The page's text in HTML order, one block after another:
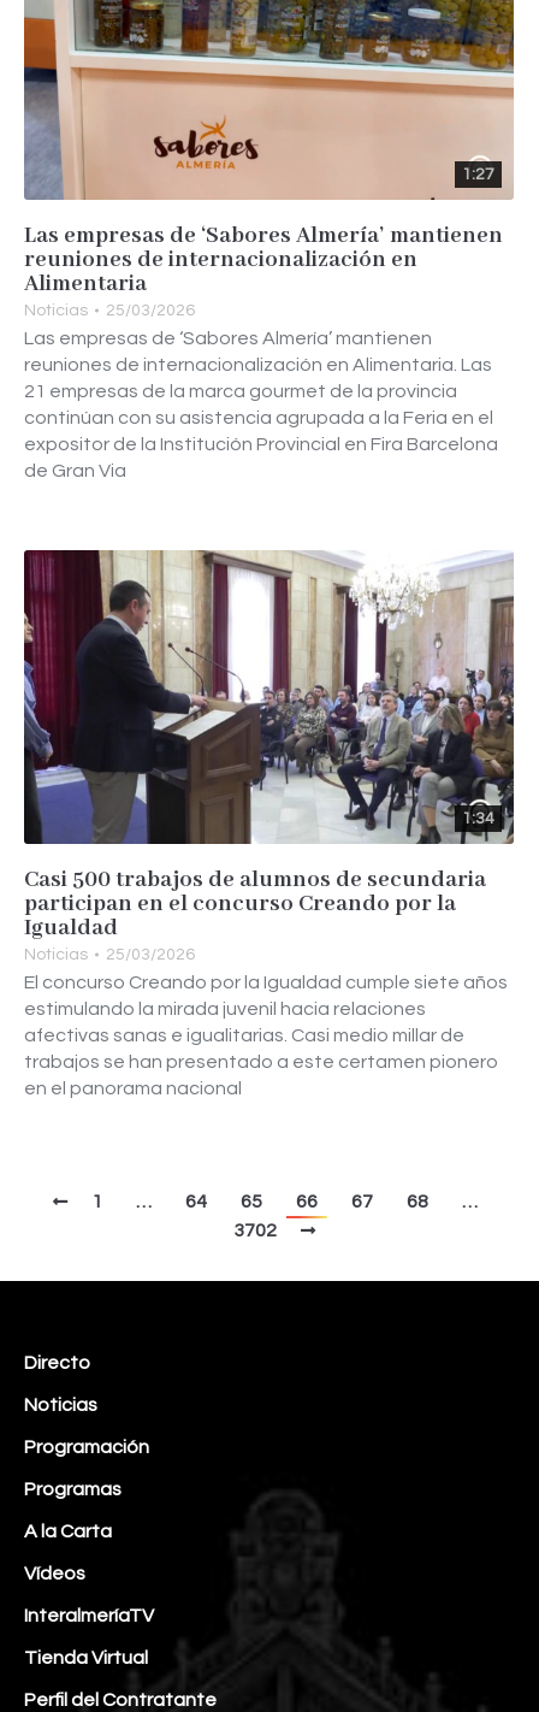
1:27
Las empresas de ‘Sabores Almería’ mantienen
reuniones de internacionalización en
Alimentaria
Noticias 25/03/2026
Las empresas de ‘Sabores Almería’ mantienen
reuniones de internacionalización en Alimentaria. Las
21 empresas de la marca gourmet de la provincia
continúan con su asistencia agrupada a la Feria en el
expositor de la Institución Provincial en Fira Barcelona
de Gran Via
1:34
Casi 500 trabajos de alumnos de secundaria
participan en el concurso Creando por la
Igualdad
Noticias 25/03/2026
El concurso Creando por la Igualdad cumple siete años
estimulando la mirada juvenil hacia relaciones
afectivas sanas e igualitarias. Casi medio millar de
trabajos se han presentado a este certamen pionero
en el panorama nacional
1 … 64 65 66 67 68
…
3702
Directo
Noticias
Programación
Programas
A la Carta
Vídeos
InteralmeríaTV
Tienda Virtual
Perfil del Contratante